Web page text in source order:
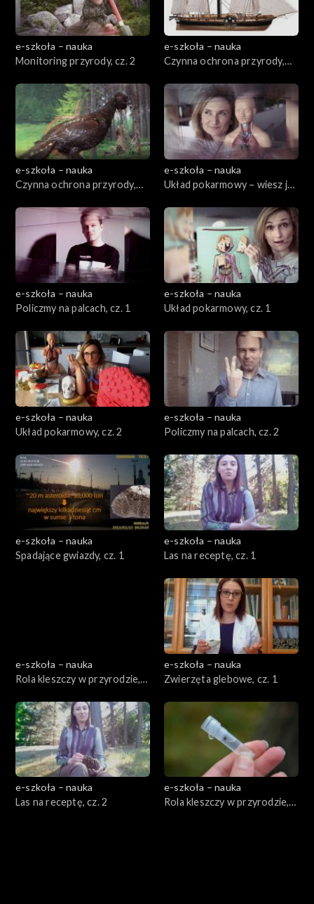
e-szkoła – nauka
Monitoring przyrody, cz. 2
e-szkoła – nauka
Czynna ochrona przyrody,
e-szkoła – nauka
Czynna ochrona przyrody,
e-szkoła – nauka
Układ pokarmowy – wiesz jak
e-szkoła – nauka
Policzmy na palcach, cz. 1
e-szkoła – nauka
Układ pokarmowy, cz. 1
e-szkoła – nauka
Układ pokarmowy, cz. 2
e-szkoła – nauka
Policzmy na palcach, cz. 2
e-szkoła – nauka
Spadające gwiazdy, cz. 1
e-szkoła – nauka
Las na receptę, cz. 1
e-szkoła – nauka
Rola kleszczy w przyrodzie,
e-szkoła – nauka
Zwierzęta glebowe, cz. 1
e-szkoła – nauka
Las na receptę, cz. 2
e-szkoła – nauka
Rola kleszczy w przyrodzie,